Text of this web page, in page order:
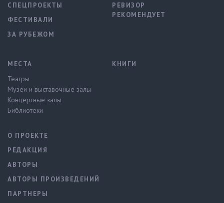
СПЕЦПРОЕКТЫ
ФЕСТИВАЛИ
ЗА РУБЕЖОМ
РЕВИЗОР
РЕКОМЕНДУЕТ
МЕСТА
Театры
Музеи и выставочные залы
Концертные залы
Библиотеки
КНИГИ
О ПРОЕКТЕ
РЕДАКЦИЯ
АВТОРЫ
АВТОРЫ ПРОИЗВЕДЕНИЙ
ПАРТНЕРЫ